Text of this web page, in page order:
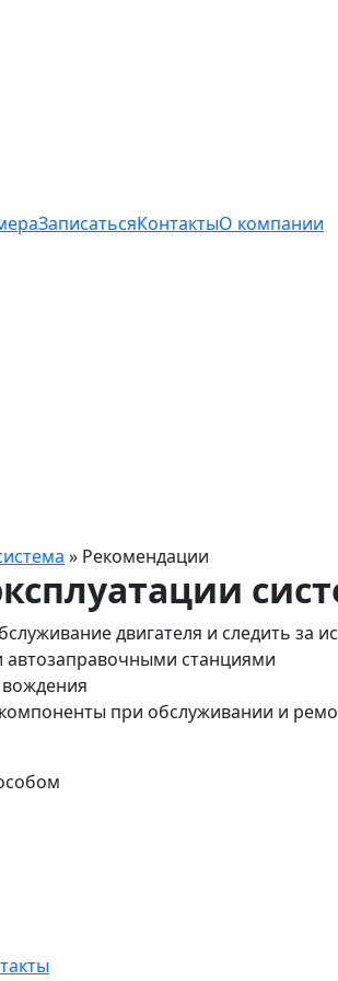
ЗаписатьсяКонтактыО компании
» Рекомендации
двигателя и следить за
станциями
при обслуживании и